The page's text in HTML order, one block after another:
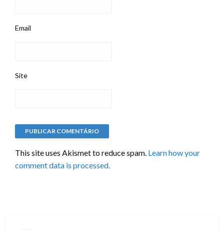
Email
Site
This site uses Akismet to reduce spam. Learn how your
comment data is processed.